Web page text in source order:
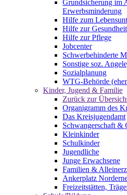
Grundsicherung im
Erwerbsminderung
Hilfe zum
Hilfe zur Gesundheit
Hilfe zur Pflege
Jobcenter
Schwerbehinderte
Sonstige soz.
Sozialplanung
WTG-Behörde
Kinder, Jugend & Familie
Zurück zur
Organigramm des
Das Kreisjugendamt
Schwangerschaft &
Kleinkinder
Schulkinder
Jugendliche
Junge Erwachsene
Familien &
Ankerplatz
Freizeitstätten,